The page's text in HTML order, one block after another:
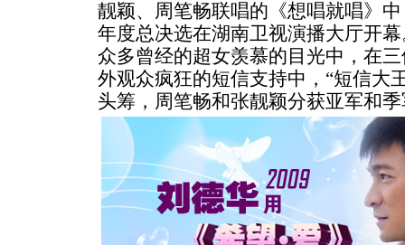
靓颖、周笔畅联唱的《想唱就唱》
年度总决选在湖南卫视演播大厅开
众多曾经的超女羡慕的目光中，在
外观众疯狂的短信支持中，“短信大
头筹，周笔畅和张靓颖分获亚军和